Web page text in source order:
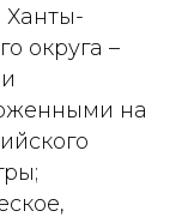
Ханты-
округа –
на